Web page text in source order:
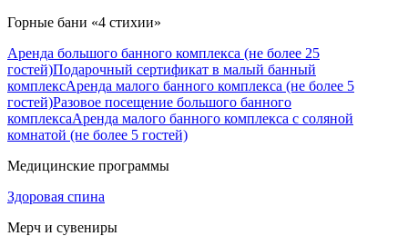
Горные бани «4 стихии»
Аренда большого банного комплекса (не более 25
гостей)Подарочный сертификат в малый банный
комплексАренда малого банного комплекса (не более 5
гостей)Разовое посещение большого банного
комплексаАренда малого банного комплекса с соляной
комнатой (не более 5 гостей)
Медицинские программы
Здоровая спина
Мерч и сувениры